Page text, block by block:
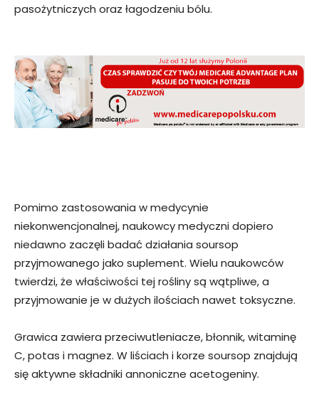
pasożytniczych oraz łagodzeniu bólu.
Pomimo zastosowania w medycynie
niekonwencjonalnej, naukowcy medyczni dopiero
niedawno zaczęli badać działania soursop
przyjmowanego jako suplement. Wielu naukowców
twierdzi, że właściwości tej rośliny są wątpliwe, a
przyjmowanie je w dużych ilościach nawet toksyczne.
Grawica zawiera przeciwutleniacze, błonnik, witaminę
C, potas i magnez. W liściach i korze soursop znajdują
się aktywne składniki annoniczne acetogeniny.